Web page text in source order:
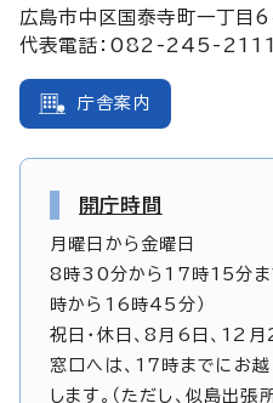
広島市中区国泰寺町一丁目
代表電話：082-245-2111
庁舎案内
開庁時間
月曜日から金曜日
8時30分から17時15分ま
時から16時45分）
祝日・休日、8月6日、12
窓口へは、17時までにお
します。（ただし、似島出